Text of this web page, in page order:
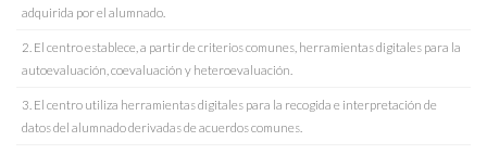
adquirida por el alumnado.
2. El centro establece, a partir de criterios comunes, herramientas digitales para la
autoevaluación, coevaluación y heteroevaluación.
3. El centro utiliza herramientas digitales para la recogida e interpretación de
datos del alumnado derivadas de acuerdos comunes.